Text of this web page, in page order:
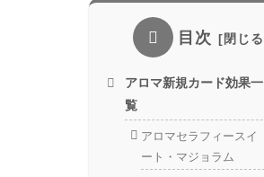
目次
アロマ新規カード効果一
覧
アロマセラフィースイ
ート・マジョラム